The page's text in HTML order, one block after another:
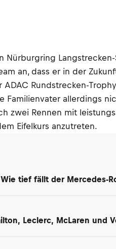
an, dass er in der
Rundstrecken-
Familienvater allerdings
zwei Rennen mit
Eifelkurs anzutreten.
tief fällt der Mercedes-
Leclerc, McLaren und